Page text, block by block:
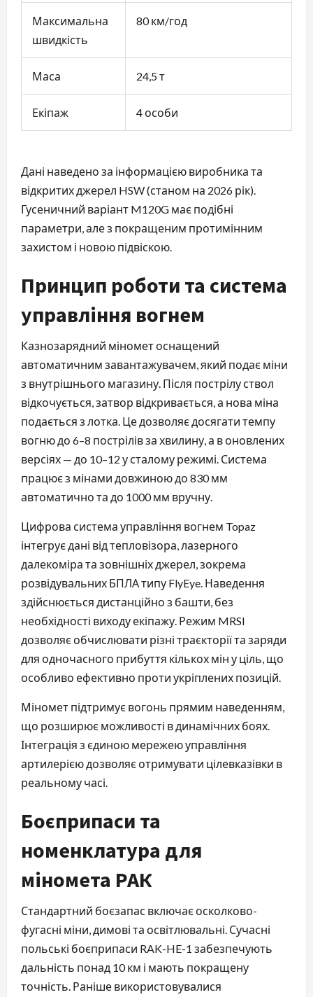
Максимальна
швидкість
80 км/год
Маса 24,5 т
Екіпаж 4 особи
Дані наведено за інформацією виробника та
відкритих джерел HSW (станом на 2026 рік).
Гусеничний варіант M120G має подібні
параметри, але з покращеним протимінним
захистом і новою підвіскою.
Принцип роботи та система
управління вогнем
Казнозарядний міномет оснащений
автоматичним завантажувачем, який подає міни
з внутрішнього магазину. Після пострілу ствол
відкочується, затвор відкривається, а нова міна
подається з лотка. Це дозволяє досягати темпу
вогню до 6–8 пострілів за хвилину, а в оновлених
версіях — до 10–12 у сталому режимі. Система
працює з мінами довжиною до 830 мм
автоматично та до 1000 мм вручну.
Цифрова система управління вогнем Topaz
інтегрує дані від тепловізора, лазерного
далекоміра та зовнішніх джерел, зокрема
розвідувальних БПЛА типу FlyEye. Наведення
здійснюється дистанційно з башти, без
необхідності виходу екіпажу. Режим MRSI
дозволяє обчислювати різні траєкторії та заряди
для одночасного прибуття кількох мін у ціль, що
особливо ефективно проти укріплених позицій.
Міномет підтримує вогонь прямим наведенням,
що розширює можливості в динамічних боях.
Інтеграція з єдиною мережею управління
артилерією дозволяє отримувати цілевказівки в
реальному часі.
Боєприпаси та
номенклатура для
міномета РАК
Стандартний боєзапас включає осколково-
фугасні міни, димові та освітлювальні. Сучасні
польські боєприпаси RAK-HE-1 забезпечують
дальність понад 10 км і мають покращену
точність. Раніше використовувалися